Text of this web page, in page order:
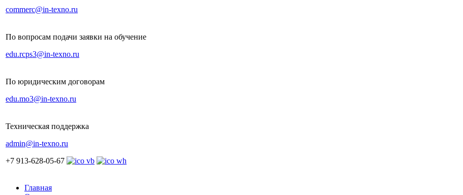
commerc@in-texno.ru
По вопросам подачи заявки на обучение
edu.rcps3@in-texno.ru
По юридическим договорам
edu.mo3@in-texno.ru
Техническая поддержка
admin@in-texno.ru
+7 913-628-05-67
Главная